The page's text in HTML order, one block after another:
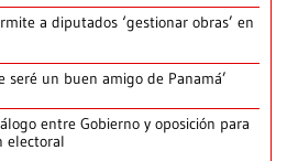
a diputados ‘gestionar obras’ en
seré un buen amigo de Panamá’
entre Gobierno y oposición para
electoral